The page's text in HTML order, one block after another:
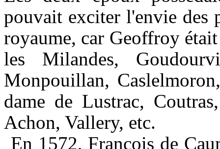
pouvait exciter l'envie des
royaume, car Geoffroy
les Milandes,
Monpouillan, Caslelmoron,
dame de Lustrac,
Achon, Vallery, etc.
En 1572, François de